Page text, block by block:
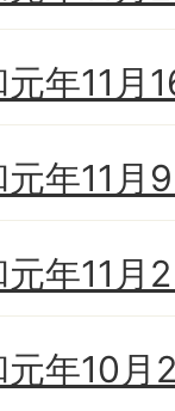
年11月
年11月
年11月
年10